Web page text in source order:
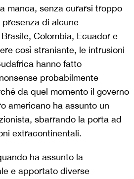
manca, senza curarsi troppo
di alcune
Colombia, Ecuador e
così straniante, le intrusioni
hanno fatto
probabilmente
da quel momento il governo
americano ha assunto un
sbarrando la porta ad
extracontinentali.
ha assunto la
e apportato diverse